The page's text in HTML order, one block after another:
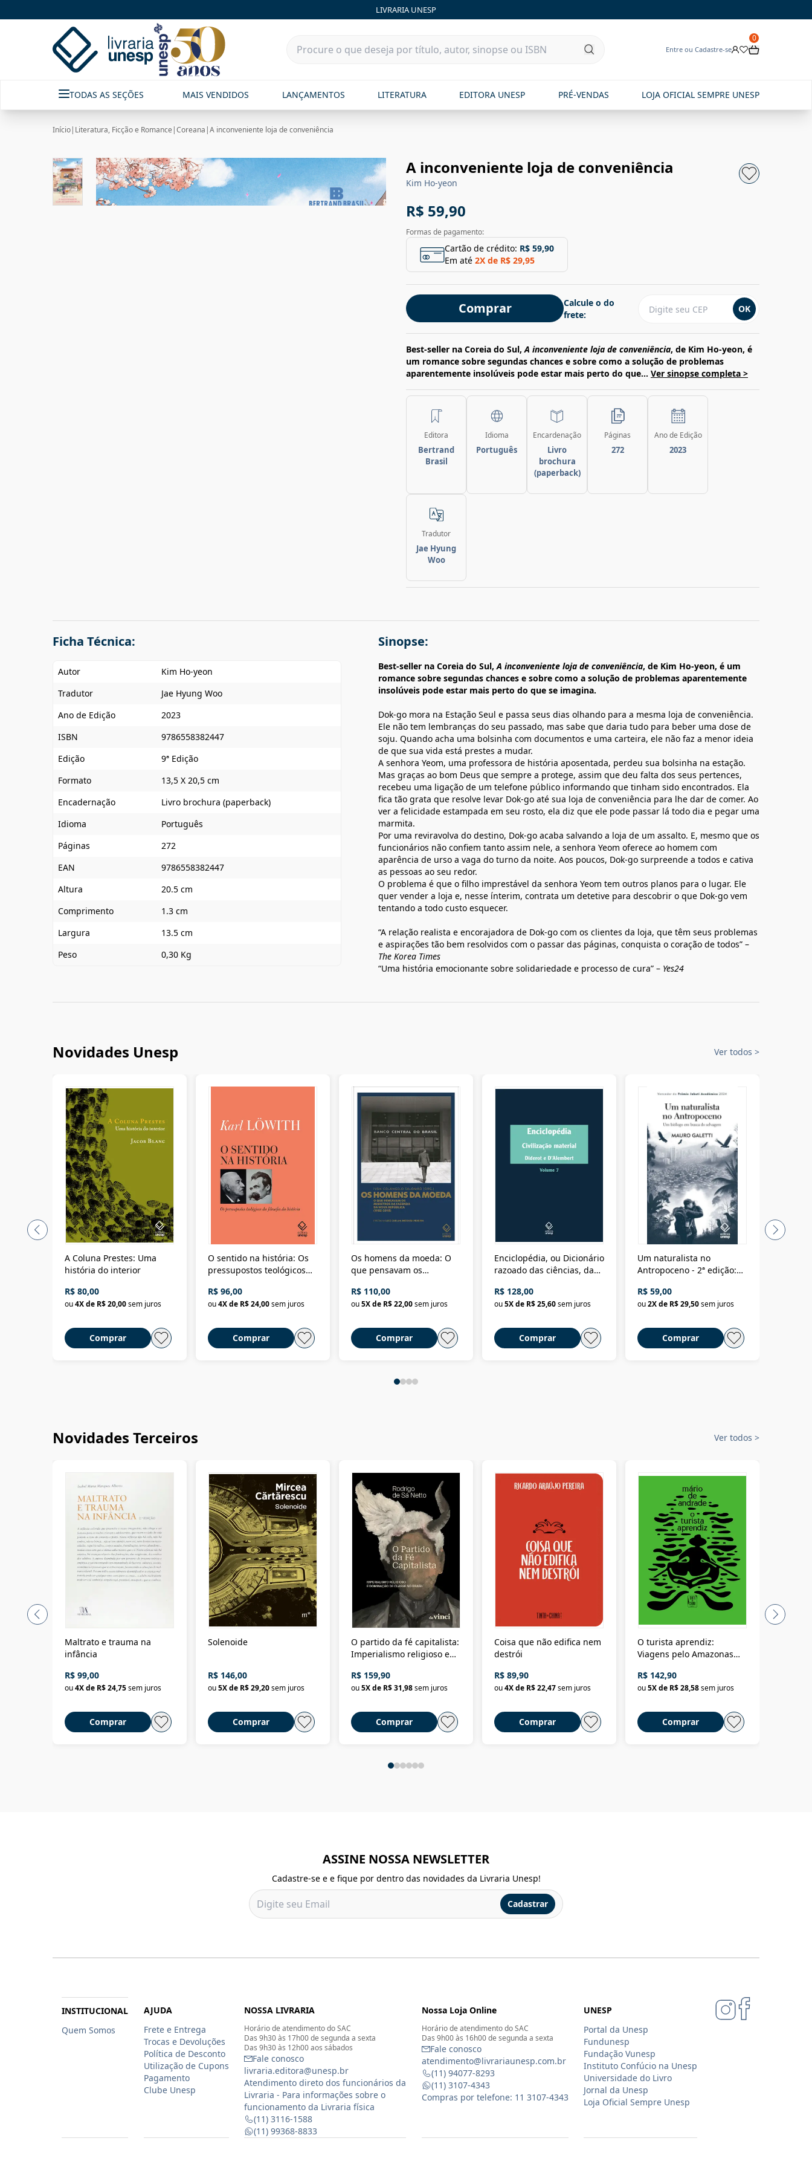
LIVRARIA UNESP
Entre ou Cadastre-se
0
TODAS AS SEÇÕES MAIS VENDIDOS LANÇAMENTOS LITERATURA EDITORA UNESP PRÉ-VENDAS LOJA OFICIAL SEMPRE UNESP
Início| Literatura, Ficção e Romance |Coreana |A inconveniente loja de conveniência
A inconveniente loja de conveniência
Kim Ho-yeon
R$ 59,90
Formas de pagamento:
Cartão de crédito: R$ 59,90
Em até 2X de R$ 29,95
Comprar
Calcule o do
frete:
OK
Best-seller na Coreia do Sul,A inconveniente loja de conveniência, de Kim Ho-yeon, é
um romance sobre segundas chances e sobre como a solução de problemas
aparentemente insolúveis pode estar mais perto do que... Ver sinopse completa >
Editora
Bertrand
Brasil
Idioma
Português
Encardenação
Livro
brochura
(paperback)
Páginas
272
Ano de Edição
2023
Tradutor
Jae Hyung
Woo
Ficha Técnica:
Autor
Kim Ho-yeon
Tradutor
Jae Hyung Woo
Ano de Edição
2023
ISBN
9786558382447
Edição
9ª Edição
Formato
13,5 X 20,5 cm
Encadernação
Livro brochura (paperback)
Idioma
Português
Páginas
272
EAN
9786558382447
Altura
20.5 cm
Comprimento
1.3 cm
Largura
13.5 cm
Peso
0,30 Kg
Sinopse:
Best-seller na Coreia do Sul,A inconveniente loja de conveniência, de Kim Ho-yeon, é um
romance sobre segundas chances e sobre como a solução de problemas aparentemente
insolúveis pode estar mais perto do que se imagina.
Dok-go mora na Estação Seul e passa seus dias olhando para a mesma loja de conveniência.
Ele não tem lembranças do seu passado, mas sabe que daria tudo para beber uma dose de
soju. Quando acha uma bolsinha com documentos e uma carteira, ele não faz a menor ideia
de que sua vida está prestes a mudar.
A senhora Yeom, uma professora de história aposentada, perdeu sua bolsinha na estação.
Mas graças ao bom Deus que sempre a protege, assim que deu falta dos seus pertences,
recebeu uma ligação de um telefone público informando que tinham sido encontrados. Ela
fica tão grata que resolve levar Dok-go até sua loja de conveniência para lhe dar de comer. Ao
ver a felicidade estampada em seu rosto, ela diz que ele pode passar lá todo dia e pegar uma
marmita.
Por uma reviravolva do destino, Dok-go acaba salvando a loja de um assalto. E, mesmo que os
funcionários não confiem tanto assim nele, a senhora Yeom oferece ao homem com
aparência de urso a vaga do turno da noite. Aos poucos, Dok-go surpreende a todos e cativa
as pessoas ao seu redor.
O problema é que o filho imprestável da senhora Yeom tem outros planos para o lugar. Ele
quer vender a loja e, nesse ínterim, contrata um detetive para descobrir o que Dok-go vem
tentando a todo custo esquecer.
“A relação realista e encorajadora de Dok-go com os clientes da loja, que têm seus problemas
e aspirações tão bem resolvidos com o passar das páginas, conquista o coração de todos” –
The Korea Times
“Uma história emocionante sobre solidariedade e processo de cura” – Yes24
Novidades Unesp Ver todos >
A Coluna Prestes: Uma
história do interior
R$ 80,00
ou4X de R$ 20,00sem juros
Comprar
O sentido na história: Os
pressupostos teológicos
R$ 96,00
ou4X de R$ 24,00sem juros
Comprar
Os homens da moeda: O
que pensavam os
Nova República (1985-
2018)
R$ 110,00
ou5X de R$ 22,00sem juros
Comprar
Enciclopédia, ou Dicionário
razoado das ciências, das
Civilização material
R$ 128,00
ou5X de R$ 25,60sem juros
Comprar
Um naturalista no
Antropoceno - 2ª edição:
selvagem
R$ 59,00
ou2X de R$ 29,50sem juros
Comprar
Novidades Terceiros Ver todos >
Maltrato e trauma na
infância
R$ 99,00
ou4X de R$ 24,75sem juros
Comprar
Solenoide
R$ 146,00
ou5X de R$ 29,20sem juros
Comprar
O partido da fé capitalista:
Imperialismo religioso e
Brasil
R$ 159,90
ou5X de R$ 31,98sem juros
Comprar
Coisa que não edifica nem
destrói
R$ 89,90
ou4X de R$ 22,47sem juros
Comprar
O turista aprendiz:
Viagens pelo Amazonas
até a Bolívia e por Marajó
até dizer chega
R$ 142,90
ou5X de R$ 28,58sem juros
Comprar
ASSINE NOSSA NEWSLETTER
Cadastre-se e e fique por dentro das novidades da Livraria Unesp!
Cadastrar
INSTITUCIONAL
Quem Somos
AJUDA
Frete e Entrega
Trocas e Devoluções
Política de Desconto
Utilização de Cupons
Pagamento
Clube Unesp
NOSSA LIVRARIA
Horário de atendimento do SAC
Das 9h30 às 17h00 de segunda a sexta
Das 9h30 às 12h00 aos sábados
Fale conosco
livraria.editora@unesp.br
Atendimento direto dos funcionários da
Livraria - Para informações sobre o
funcionamento da Livraria física
(11) 3116-1588
(11) 99368-8833
Nossa Loja Online
Horário de atendimento do SAC
Das 9h00 às 16h00 de segunda a sexta
Fale conosco
atendimento@livrariaunesp.com.br
(11) 94077-8293
(11) 3107-4343
Compras por telefone: 11 3107-4343
UNESP
Portal da Unesp
Fundunesp
Fundação Vunesp
Instituto Confúcio na Unesp
Universidade do Livro
Jornal da Unesp
Loja Oficial Sempre Unesp